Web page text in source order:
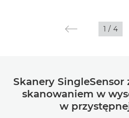
1 / 4
Skanery
skanowaniem w
w